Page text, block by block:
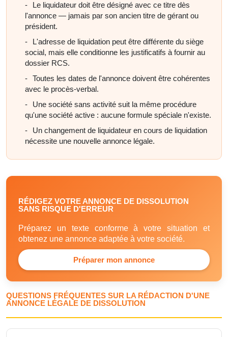
Le liquidateur doit être désigné avec ce titre dès
l'annonce — jamais par son ancien titre de gérant ou
président.
L'adresse de liquidation peut être différente du siège
social, mais elle conditionne les justificatifs à fournir au
dossier RCS.
Toutes les dates de l'annonce doivent être cohérentes
avec le procès-verbal.
Une société sans activité suit la même procédure
qu'une société active : aucune formule spéciale n'existe.
Un changement de liquidateur en cours de liquidation
nécessite une nouvelle annonce légale.
RÉDIGEZ VOTRE ANNONCE DE DISSOLUTION
SANS RISQUE D'ERREUR
Préparez un texte conforme à votre situation et
obtenez une annonce adaptée à votre société.
Préparer mon annonce
QUESTIONS FRÉQUENTES SUR LA RÉDACTION D'UNE
ANNONCE LÉGALE DE DISSOLUTION